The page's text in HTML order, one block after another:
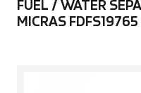
FUEL / WATER
MICRAS FDFS19765